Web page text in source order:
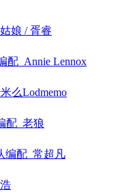
娘 / 胥睿
配_Annie Lennox
么Lodmemo
配_老狼
编配_常超凡